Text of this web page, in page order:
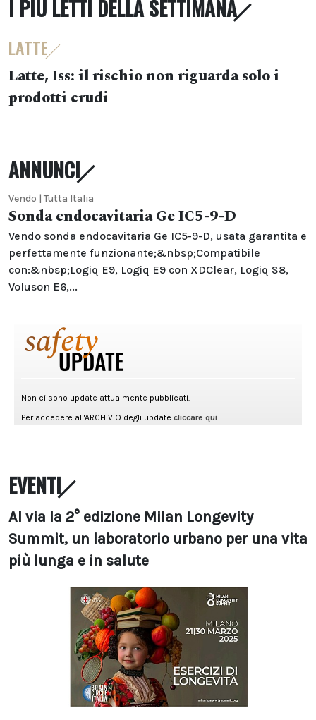
I PIÙ LETTI DELLA SETTIMANA
LATTE
Latte, Iss: il rischio non riguarda solo i
prodotti crudi
ANNUNCI
Vendo | Tutta Italia
Sonda endocavitaria Ge IC5-9-D
Vendo sonda endocavitaria Ge IC5-9-D, usata garantita e
perfettamente funzionante;&nbsp;Compatibile
con:&nbsp;Logiq E9, Logiq E9 con XDClear, Logiq S8,
Voluson E6,...
EVENTI
Al via la 2° edizione Milan Longevity
Summit, un laboratorio urbano per una vita
più lunga e in salute